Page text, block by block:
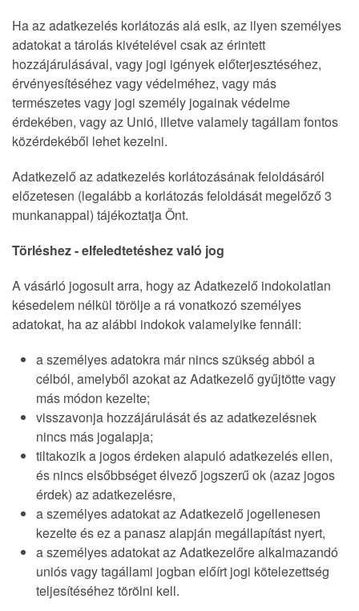
Ha az adatkezelés korlátozás alá esik, az ilyen személyes
adatokat a tárolás kivételével csak az érintett
hozzájárulásával, vagy jogi igények előterjesztéséhez,
érvényesítéséhez vagy védelméhez, vagy más
természetes vagy jogi személy jogainak védelme
érdekében, vagy az Unió, illetve valamely tagállam fontos
közérdekéből lehet kezelni.
Adatkezelő az adatkezelés korlátozásának feloldásáról
előzetesen (legalább a korlátozás feloldását megelőző 3
munkanappal) tájékoztatja Önt.
Törléshez - elfeledtetéshez való jog
A vásárló jogosult arra, hogy az Adatkezelő indokolatlan
késedelem nélkül törölje a rá vonatkozó személyes
adatokat, ha az alábbi indokok valamelyike fennáll:
a személyes adatokra már nincs szükség abból a
célból, amelyből azokat az Adatkezelő gyűjtötte vagy
más módon kezelte;
visszavonja hozzájárulását és az adatkezelésnek
nincs más jogalapja;
tiltakozik a jogos érdeken alapuló adatkezelés ellen,
és nincs elsőbbséget élvező jogszerű ok (azaz jogos
érdek) az adatkezelésre,
a személyes adatokat az Adatkezelő jogellenesen
kezelte és ez a panasz alapján megállapítást nyert,
a személyes adatokat az Adatkezelőre alkalmazandó
uniós vagy tagállami jogban előírt jogi kötelezettség
teljesítéséhez törölni kell.